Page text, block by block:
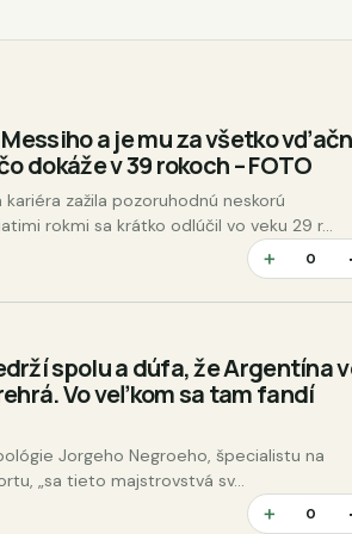
a je mu za všetko
dokáže v 39 rokoch – FOTO
zažila pozoruhodnú neskorú
rokmi sa krátko odlúčil vo veku 29 r...
＋ 0
spolu a dúfa, že Argentína
Vo veľkom sa tam fandí
Jorgeho Negroeho, špecialistu na
„sa tieto majstrovstvá sv...
＋ 0